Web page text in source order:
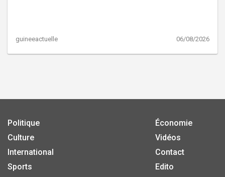
guineeactuelle 06/08/2026
Politique
Culture
International
Sports
Économie
Vidéos
Contact
Edito